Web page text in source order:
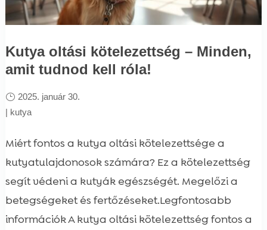
Kutya oltási kötelezettség – Minden,
amit tudnod kell róla!
2025. január 30.
| kutya
Miért fontos a kutya oltási kötelezettsége a
kutyatulajdonosok számára? Ez a kötelezettség
segít védeni a kutyák egészségét. Megelőzi a
betegségeket és fertőzéseket.Legfontosabb
információk A kutya oltási kötelezettség fontos a